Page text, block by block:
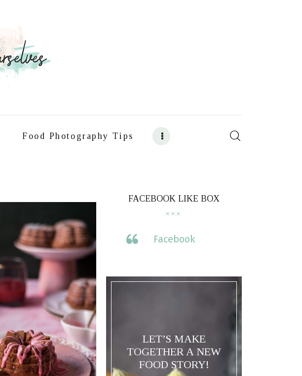
Food Photography Tips
FACEBOOK LIKE BOX
Facebook
LET’S MAKE
TOGETHER A NEW
FOOD STORY!